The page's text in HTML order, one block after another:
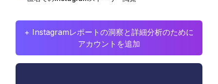
+ Instagramレポートの洞察と詳細分析のために
アカウントを追加